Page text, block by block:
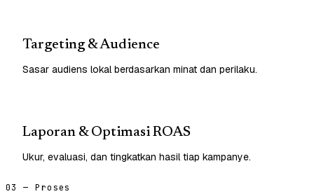
Targeting & Audience
Sasar audiens lokal berdasarkan minat dan perilaku.
Laporan & Optimasi ROAS
Ukur, evaluasi, dan tingkatkan hasil tiap kampanye.
03 — Proses